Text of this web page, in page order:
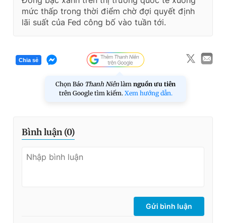
mức thấp trong thời điểm chờ đợi quyết định
lãi suất của Fed công bố vào tuần tới.
Chia sẻ
Chọn Báo Thanh Niên làm nguồn ưu tiên
trên Google tìm kiếm. Xem hướng dẫn.
Bình luận (0)
Gửi bình luận